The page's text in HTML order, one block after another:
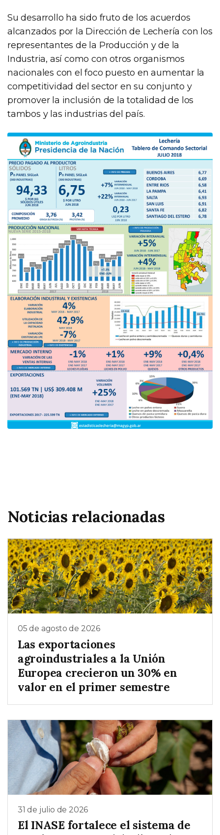
Su desarrollo ha sido fruto de los acuerdos
alcanzados por la Dirección de Lechería con los
representantes de la Producción y de la
Industria, así como con otros organismos
nacionales con el foco puesto en aumentar la
competitividad del sector en su conjunto y
promover la inclusión de la totalidad de los
tambos y las industrias del país.
Noticias relacionadas
05 de agosto de 2026
Las exportaciones
agroindustriales a la Unión
Europea crecieron un 30% en
valor en el primer semestre
31 de julio de 2026
El INASE fortalece el sistema de